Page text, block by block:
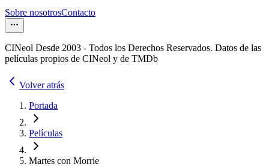
Sobre nosotrosContacto
CINeol Desde 2003 - Todos los Derechos Reservados. Datos de las
películas propios de CINeol y de TMDb
Volver atrás
Portada
Películas
Martes con Morrie